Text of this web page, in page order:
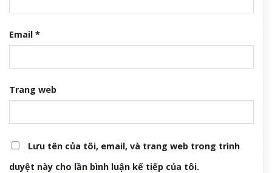
Email *
Trang web
Lưu tên của tôi, email, và trang web trong trình
duyệt này cho lần bình luận kế tiếp của tôi.